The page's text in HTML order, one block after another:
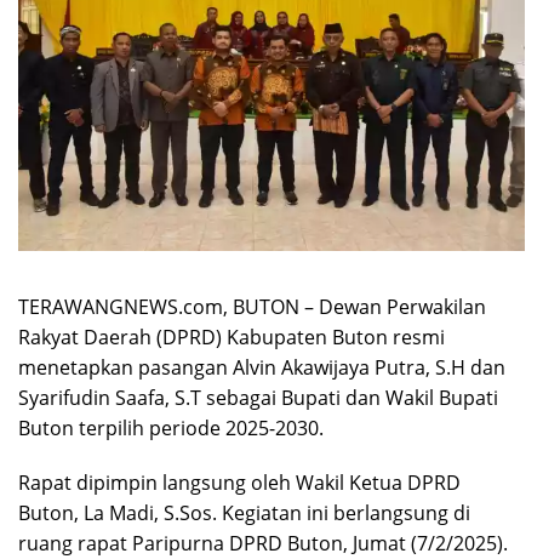
TERAWANGNEWS.com, BUTON – Dewan Perwakilan
Rakyat Daerah (DPRD) Kabupaten Buton resmi
menetapkan pasangan Alvin Akawijaya Putra, S.H dan
Syarifudin Saafa, S.T sebagai Bupati dan Wakil Bupati
Buton terpilih periode 2025-2030.
Rapat dipimpin langsung oleh Wakil Ketua DPRD
Buton, La Madi, S.Sos. Kegiatan ini berlangsung di
ruang rapat Paripurna DPRD Buton, Jumat (7/2/2025).